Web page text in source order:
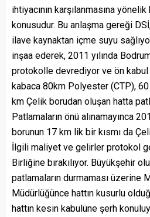
ihtiyacının karşılanmasına
konusudur. Bu anlaşma gereği
ilave kaynaktan içme suyu
inşaa ederek, 2011 yılında
protokolle devrediyor ve ön kabul
kabaca 80km Polyester (CTP),
km Çelik borudan oluşan hatta
Patlamaların önü alınamayınca
borunun 17 km lik bir kısmı da
İlgili maliyet ve gelirler protokol
Birliğine bırakılıyor. Büyükşehir
patlamaların durmaması üzerine
Müdürlüğünce hattın kusurlu
hattın kesin kabulüne şerh